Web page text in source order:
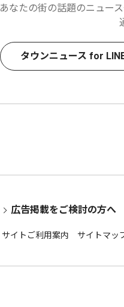
あなたの街の話題のニュー
タウンニュース for
広告掲載をご検討の方へ
サイトご利用案内 サイトマッ